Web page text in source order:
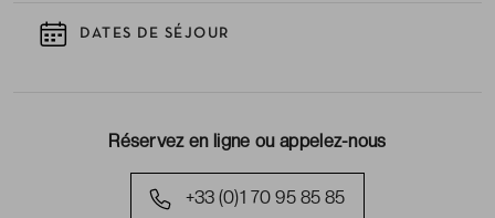
DATES DE SÉJOUR
Réservez en ligne ou appelez-nous
+33 (0)1 70 95 85 85